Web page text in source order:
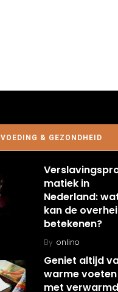
VOEDING & GEZONDHEID
matiek in
Nederland:
kan de
betekenen?
By onlino
Geniet altijd
warme voeten
met